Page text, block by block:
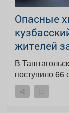
Опасные
жителей
В
поступило